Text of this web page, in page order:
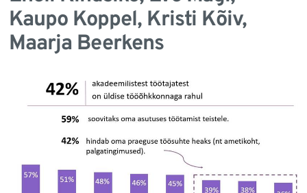
Kaupo Koppel, Kristi Kõiv,
Maarja Beerkens